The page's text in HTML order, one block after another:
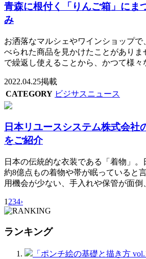
青森に根付く「りんご箱」にま
み
お洒落なマルシェやワインショップ
べられた商品を見かけたことがありま
で繰返し使えることから、かつて様々
2022.04.25掲載
CATEGORY ビジサスニュース
日本リユースシステム株式会社
をご紹介
日本の伝統的な衣装である「着物」
約8億点もの着物や帯が眠っていると
用機会が少ない、手入れや保管が面倒
1 234›
ランキング
「ポンチ絵の基礎と描き方